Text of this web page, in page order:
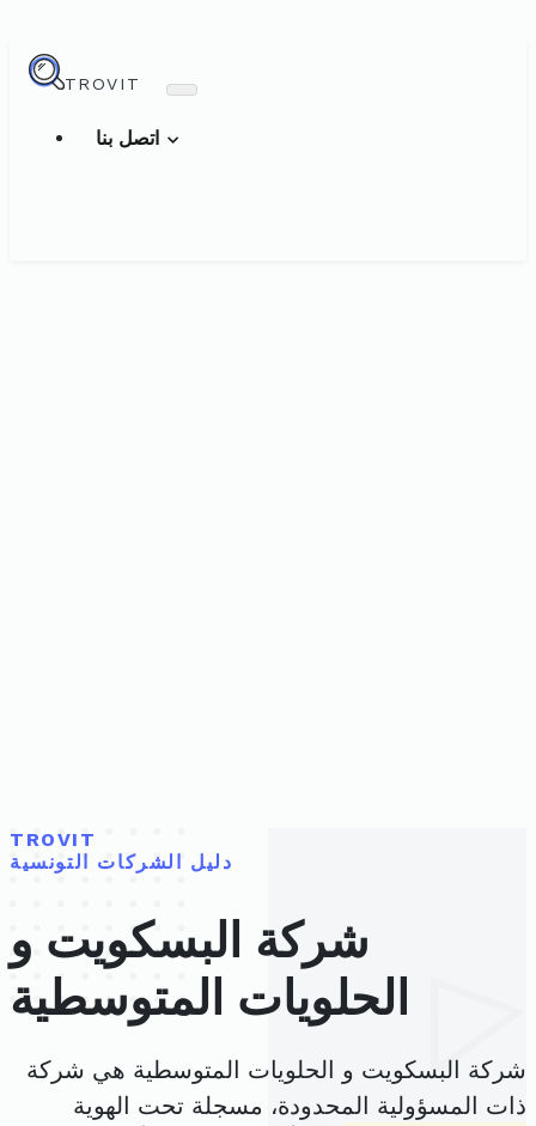
TROVIT
TROVIT
دليل الشركات التونسية
شركة البسكويت و
الحلويات المتوسطية
شركة البسكويت و الحلويات المتوسطية هي شركة
ذات المسؤولية المحدودة، مسجلة تحت الهوية